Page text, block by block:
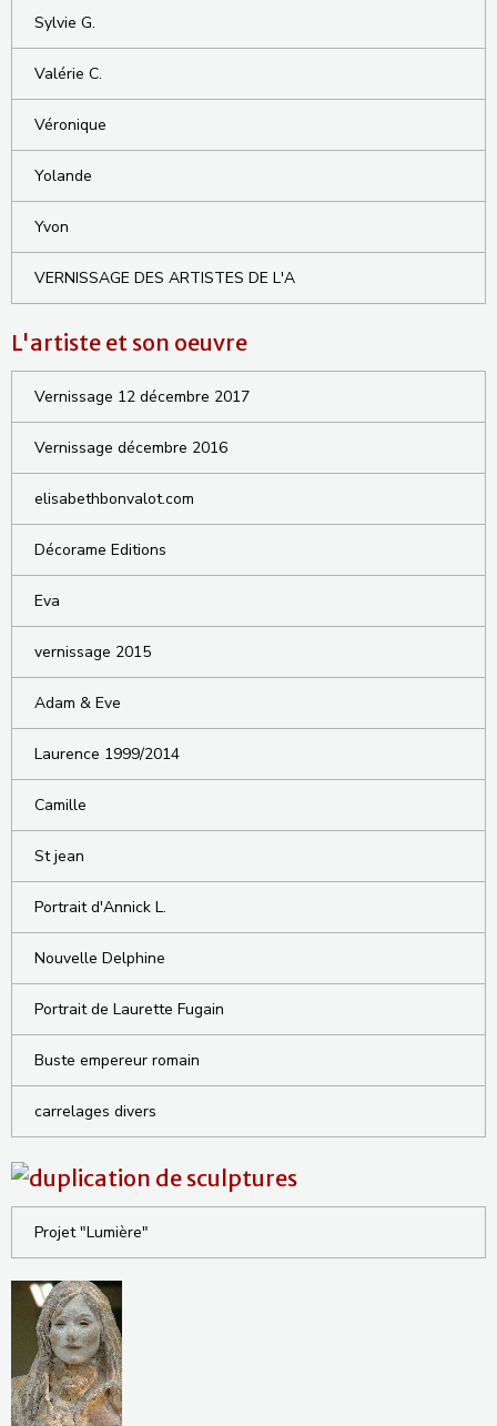
Sylvie G.
Valérie C.
Véronique
Yolande
Yvon
VERNISSAGE DES ARTISTES DE L'A
L'artiste et son oeuvre
Vernissage 12 décembre 2017
Vernissage décembre 2016
elisabethbonvalot.com
Décorame Editions
Eva
vernissage 2015
Adam & Eve
Laurence 1999/2014
Camille
St jean
Portrait d'Annick L.
Nouvelle Delphine
Portrait de Laurette Fugain
Buste empereur romain
carrelages divers
Projet "Lumière"